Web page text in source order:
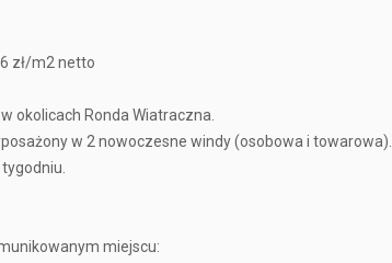
zł/m2 netto
okolicach Ronda Wiatraczna.
w 2 nowoczesne windy (osobowa i towarowa).
tygodniu.
miejscu: